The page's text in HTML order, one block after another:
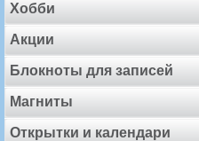
Хобби
Акции
Блокноты для записей
Магниты
Открытки и календари